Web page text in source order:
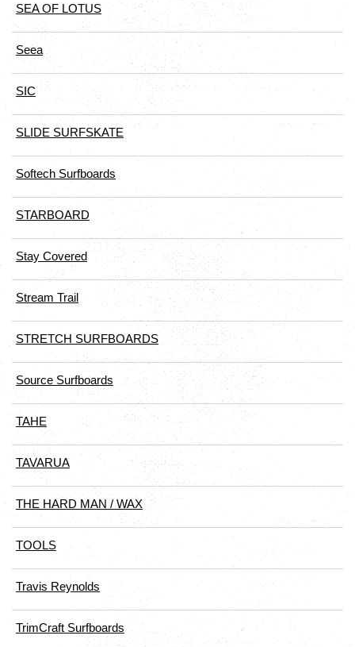
SEA OF LOTUS
Seea
SIC
SLIDE SURFSKATE
Softech Surfboards
STARBOARD
Stay Covered
Stream Trail
STRETCH SURFBOARDS
Source Surfboards
TAHE
TAVARUA
THE HARD MAN / WAX
TOOLS
Travis Reynolds
TrimCraft Surfboards